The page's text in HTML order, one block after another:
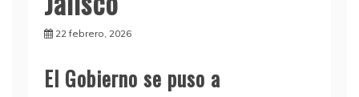
22 febrero, 2026
El Gobierno se puso a